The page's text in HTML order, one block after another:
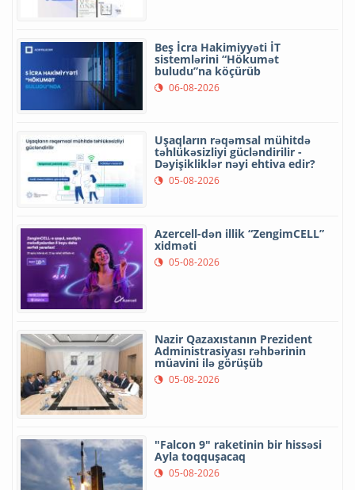
Beş İcra Hakimiyyəti İT
sistemlərini “Hökumət
buludu”na köçürüb
06-08-2026
Uşaqların rəqəmsal mühitdə
təhlükəsizliyi gücləndirilir -
Dəyişikliklər nəyi ehtiva edir?
05-08-2026
Azercell-dən illik “ZengimCELL”
xidməti
05-08-2026
Nazir Qazaxıstanın Prezident
Administrasiyası rəhbərinin
müavini ilə görüşüb
05-08-2026
"Falcon 9" raketinin bir hissəsi
Ayla toqquşacaq
05-08-2026